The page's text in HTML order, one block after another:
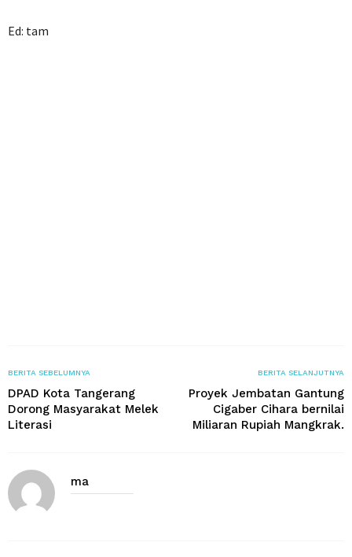
Ed: tam
BERITA SEBELUMNYA
DPAD Kota Tangerang
Dorong Masyarakat Melek
Literasi
BERITA SELANJUTNYA
Proyek Jembatan Gantung
Cigaber Cihara bernilai
Miliaran Rupiah Mangkrak.
ma